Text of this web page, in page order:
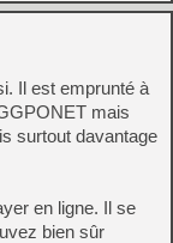
Il est emprunté à
mais
surtout davantage
en ligne. Il se
bien sûr